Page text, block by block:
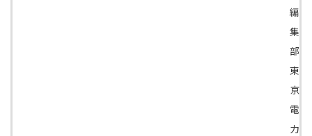
編
集
部
東
京
電
力